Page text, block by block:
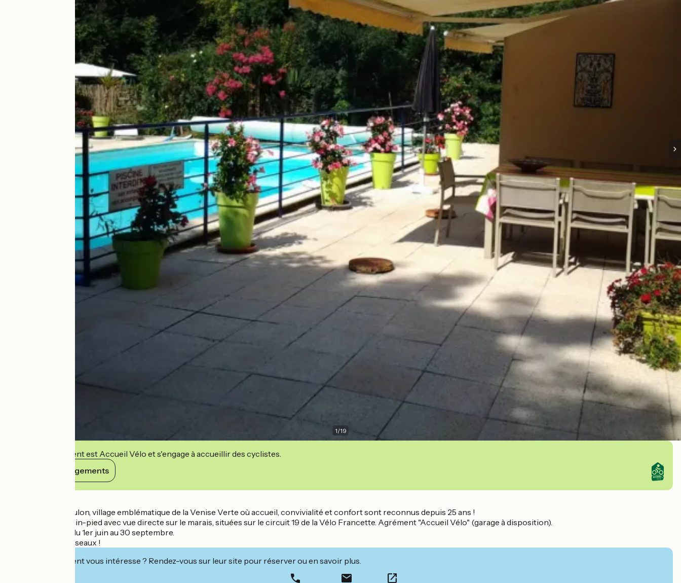
1/19
Cet établissement est Accueil Vélo et s'engage à accueillir des cyclistes.
Voir ses engagements
Une adresse à Coulon, village emblématique de la Venise Verte où accueil, convivialité et confort sont reconnus depuis 25 ans !
3 chambres de plain-pied avec vue directe sur le marais, situées sur le circuit 19 de la Vélo Francette. Agrément "Accueil Vélo" (garage à disposition).
Piscine chauffée du 1er juin au 30 septembre.
Bienvenue aux Roseaux !
Cet établissement vous intéresse ? Rendez-vous sur leur site pour réserver ou en savoir plus.